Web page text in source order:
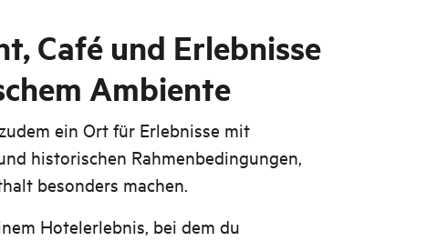
Café und Erlebnisse
Ambiente
ein Ort für Erlebnisse mit
historischen Rahmenbedingungen,
besonders machen.
Hotelerlebnis, bei dem du